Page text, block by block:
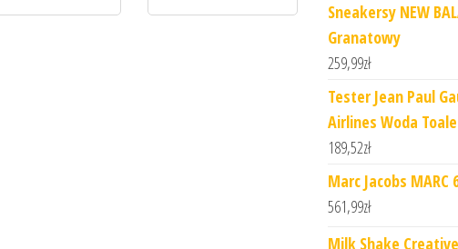
Sneakersy NEW
Granatowy
259,99zł
Tester Jean Paul
Airlines Woda
189,52zł
Marc Jacobs MARC
561,99zł
Milk Shake